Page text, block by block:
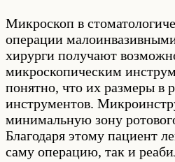
Микроскоп в
операции
хирурги получают
микроскопическим
понятно, что их размеры в
инструментов.
минимальную зону
Благодаря этому пациент
саму операцию, так и